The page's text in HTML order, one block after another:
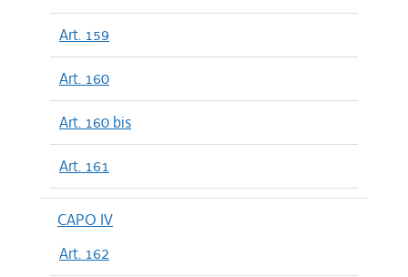
Art. 159
Art. 160
Art. 160 bis
Art. 161
CAPO IV
Art. 162